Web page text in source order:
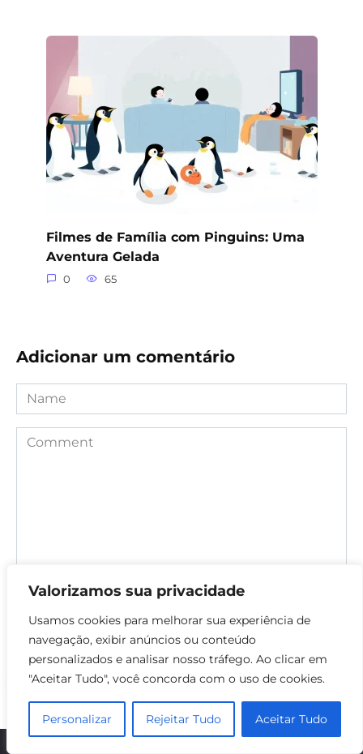
Valorizamos sua privacidade
Usamos cookies para melhorar sua experiência de
navegação, exibir anúncios ou conteúdo
personalizados e analisar nosso tráfego. Ao clicar em
"Aceitar Tudo", você concorda com o uso de cookies.
Personalizar Rejeitar Tudo Aceitar Tudo
Filmes de Família com Pinguins: Uma
Aventura Gelada
0 65
Adicionar um comentário
Name
Comment
Save my name, email, and website in this browser for the
next time I comment.